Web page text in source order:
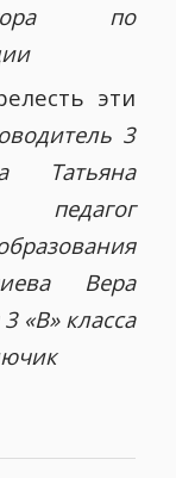
по
эти
3
Татьяна
Вера
«В» класса